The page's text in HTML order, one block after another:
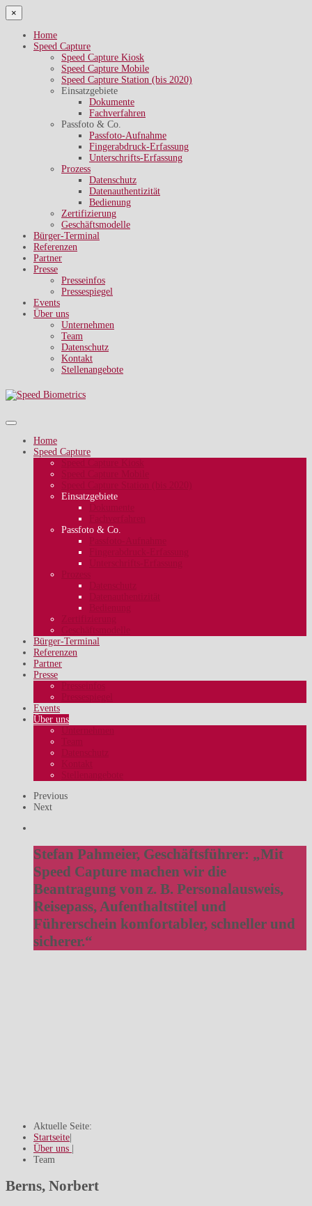
×
Home
Speed Capture
Speed Capture Kiosk
Speed Capture Mobile
Speed Capture Station (bis 2020)
Einsatzgebiete
Dokumente
Fachverfahren
Passfoto & Co.
Passfoto-Aufnahme
Fingerabdruck-Erfassung
Unterschrifts-Erfassung
Prozess
Datenschutz
Datenauthentizität
Bedienung
Zertifizierung
Geschäftsmodelle
Bürger-Terminal
Referenzen
Partner
Presse
Presseinfos
Pressespiegel
Events
Über uns
Unternehmen
Team
Datenschutz
Kontakt
Stellenangebote
Home
Speed Capture
Einsatzgebiete
Passfoto & Co.
Bürger-Terminal
Referenzen
Partner
Presse
Events
Über uns
Previous
Next
Stefan Pahmeier, Geschäftsführer: „Mit
Speed Capture machen wir die
Beantragung von z. B. Personalausweis,
Reisepass, Aufenthaltstitel und
Führerschein komfortabler, schneller und
sicherer.“
Aktuelle Seite:
Startseite|
Über uns |
Team
Berns, Norbert